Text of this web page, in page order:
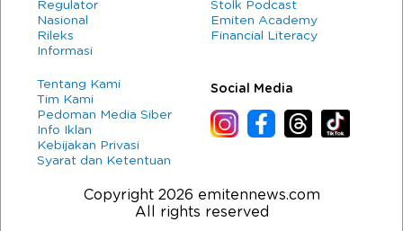
Regulator
Nasional
Rileks
Informasi
Stolk Podcast
Emiten Academy
Financial Literacy
Tentang Kami
Tim Kami
Pedoman Media Siber
Info Iklan
Kebijakan Privasi
Syarat dan Ketentuan
Social Media
Copyright 2026 emitennews.com
All rights reserved